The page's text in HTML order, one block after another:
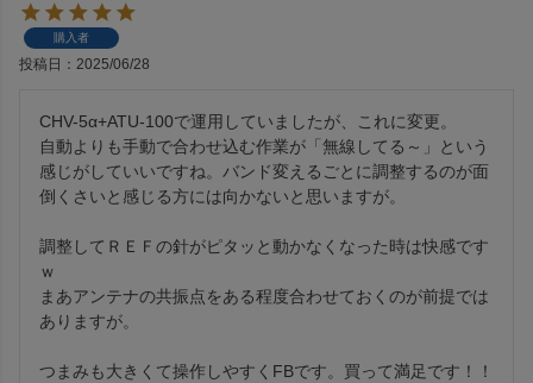
購入者
投稿日 2025/06/28
CHV-5α+ATU-100で運用していましたが、これに変更。
自動よりも手動で合わせ込む作業が「無線してる～」という
感じがしていいですね。バンド変えるごとに調整するのが面
倒くさいと感じる方には向かないと思いますが。
調整してＲＥＦの針がピタッと動かなくなった時は快感です
ｗ
まあアンテナの共振点をある程度合わせておくのが前提では
ありますが。
つまみも大きくて操作しやすくFBです。買って満足です！！